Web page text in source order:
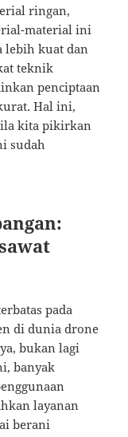
ringan,
material ini
lebih kuat dan
teknik
penciptaan
Hal ini,
kita pikirkan
sudah
pada
di dunia drone
bukan lagi
banyak
layanan
berani